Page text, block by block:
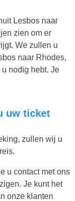
Lesbos naar
zien om er
We zullen u
naar Rhodes,
u nodig hebt. Je
zullen wij u
u contact met ons
Je kunt het
onze klanten